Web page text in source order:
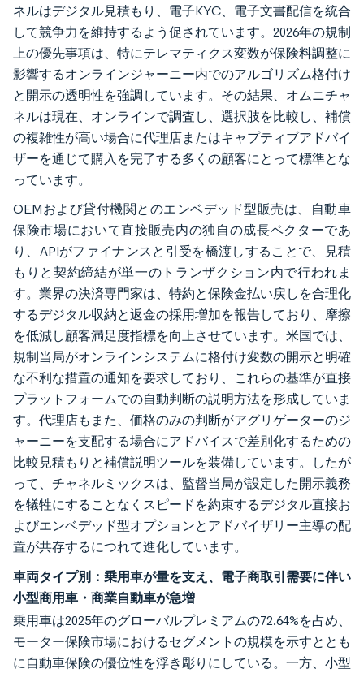
ネルはデジタル見積もり、電子KYC、電子文書配信を統合
して競争力を維持するよう促されています。2026年の規制
上の優先事項は、特にテレマティクス変数が保険料調整に
影響するオンラインジャーニー内でのアルゴリズム格付け
と開示の透明性を強調しています。その結果、オムニチャ
ネルは現在、オンラインで調査し、選択肢を比較し、補償
の複雑性が高い場合に代理店またはキャプティブアドバイ
ザーを通じて購入を完了する多くの顧客にとって標準とな
っています。
OEMおよび貸付機関とのエンベデッド型販売は、自動車
保険市場において直接販売内の独自の成長ベクターであ
り、APIがファイナンスと引受を橋渡しすることで、見積
もりと契約締結が単一のトランザクション内で行われま
す。業界の決済専門家は、特約と保険金払い戻しを合理化
するデジタル収納と返金の採用増加を報告しており、摩擦
を低減し顧客満足度指標を向上させています。米国では、
規制当局がオンラインシステムに格付け変数の開示と明確
な不利な措置の通知を要求しており、これらの基準が直接
プラットフォームでの自動判断の説明方法を形成していま
す。代理店もまた、価格のみの判断がアグリゲーターのジ
ャーニーを支配する場合にアドバイスで差別化するための
比較見積もりと補償説明ツールを装備しています。したが
って、チャネルミックスは、監督当局が設定した開示義務
を犠牲にすることなくスピードを約束するデジタル直接お
よびエンベデッド型オプションとアドバイザリー主導の配
置が共存するにつれて進化しています。
車両タイプ別：乗用車が量を支え、電子商取引需要に伴い
小型商用車・商業自動車が急増
乗用車は2025年のグローバルプレミアムの72.64%を占め、
モーター保険市場におけるセグメントの規模を示すととも
に自動車保険の優位性を浮き彫りにしている。一方、小型